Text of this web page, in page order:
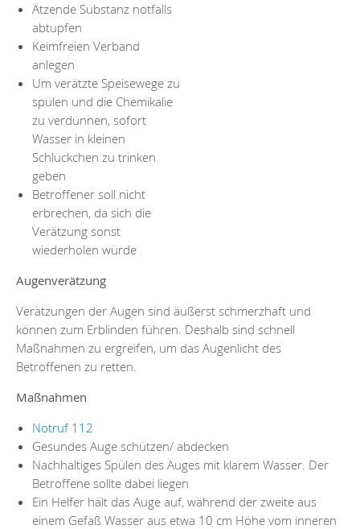
Ätzende Substanz notfalls
abtupfen
Keimfreien Verband
anlegen
Um verätzte Speisewege zu
spülen und die Chemikalie
zu verdünnen, sofort
Wasser in kleinen
Schlückchen zu trinken
geben
Betroffener soll nicht
erbrechen, da sich die
Verätzung sonst
wiederholen würde
Augenverätzung
Verätzungen der Augen sind äußerst schmerzhaft und
können zum Erblinden führen. Deshalb sind schnell
Maßnahmen zu ergreifen, um das Augenlicht des
Betroffenen zu retten.
Maßnahmen
Notruf 112
Gesundes Auge schützen/ abdecken
Nachhaltiges Spülen des Auges mit klarem Wasser. Der
Betroffene sollte dabei liegen
Ein Helfer hält das Auge auf, während der zweite aus
einem Gefäß Wasser aus etwa 10 cm Höhe vom inneren